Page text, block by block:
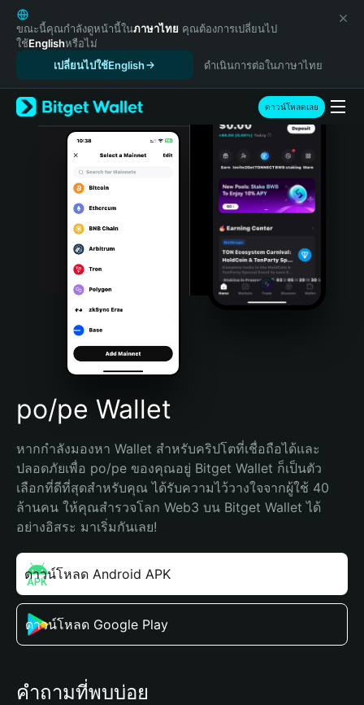
English
日本語
Tiếng Việt
Español (Latinoamérica)
Türkçe
Italiano
Português (Portugal)
Bahasa Indonesia
Português (Brasil)
Español (Argentina)
ขณะนี้คุณกำลังดูหน้านี้ในภาษาไทย คุณต้องการเปลี่ยนไป
ใช้Englishหรือไม่
เปลี่ยนไปใช้English
ดำเนินการต่อในภาษาไทย
ดาวน์โหลดเลย
po/pe Wallet
หากกำลังมองหา Wallet สำหรับคริปโตที่เชื่อถือได้และ
ปลอดภัยเพื่อ po/pe ของคุณอยู่ Bitget Wallet ก็เป็นตัว
เลือกที่ดีที่สุดสำหรับคุณ ได้รับความไว้วางใจจากผู้ใช้ 40
ล้านคน ให้คุณสำรวจโลก Web3 บน Bitget Wallet ได้
อย่างอิสระ มาเริ่มกันเลย!
ดาวน์โหลด Android APK
ดาวน์โหลด Google Play
คำถามที่พบบ่อย